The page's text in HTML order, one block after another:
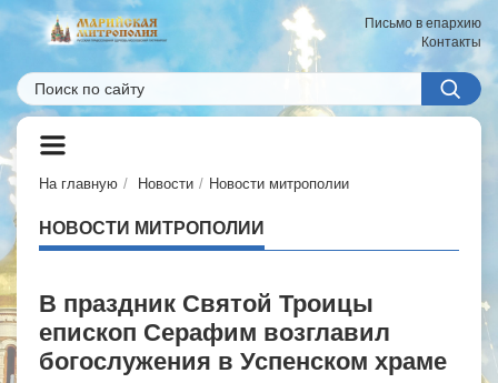
Письмо в епархию
Контакты
На главную Новости Новости митрополии
НОВОСТИ МИТРОПОЛИИ
В праздник Святой Троицы
епископ Серафим возглавил
богослужения в Успенском храме